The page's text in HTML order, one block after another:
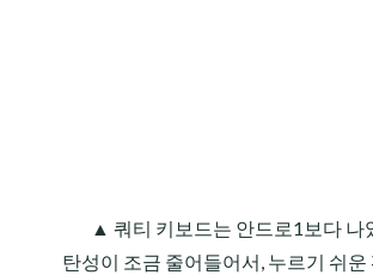
▲ 쿼티 키보드는 안드로1보다 나
탄성이 조금 줄어들어서, 누르기 쉬운